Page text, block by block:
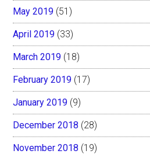
May 2019 (51)
April 2019 (33)
March 2019 (18)
February 2019 (17)
January 2019 (9)
December 2018 (28)
November 2018 (19)